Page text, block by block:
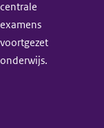
centrale
examens
voortgezet
onderwijs.